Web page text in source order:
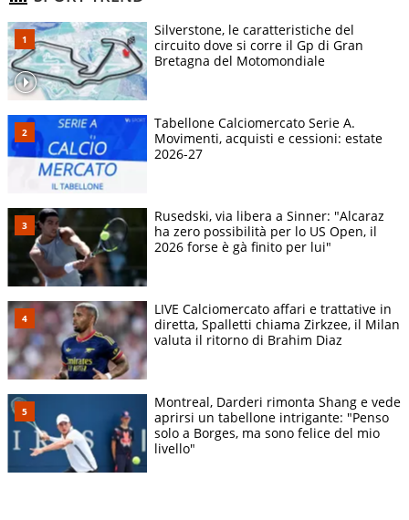
Silverstone, le caratteristiche del
circuito dove si corre il Gp di Gran
Bretagna del Motomondiale
Tabellone Calciomercato Serie A.
Movimenti, acquisti e cessioni: estate
2026-27
Rusedski, via libera a Sinner: "Alcaraz
ha zero possibilità per lo US Open, il
2026 forse è gà finito per lui"
LIVE Calciomercato affari e trattative in
diretta, Spalletti chiama Zirkzee, il Milan
valuta il ritorno di Brahim Diaz
Montreal, Darderi rimonta Shang e vede
aprirsi un tabellone intrigante: "Penso
solo a Borges, ma sono felice del mio
livello"